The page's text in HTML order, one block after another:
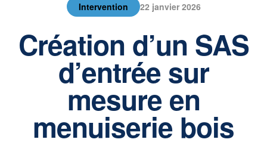
Intervention 22 janvier 2026
Création d’un SAS
d’entrée sur
mesure en
menuiserie bois